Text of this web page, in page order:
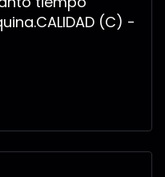
(C) -